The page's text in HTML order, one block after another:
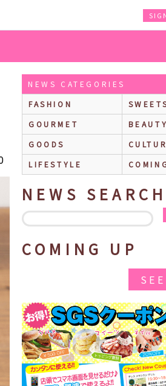
した、野菜や果物に包まれたmofusandの
NEWS CATEGORIES
FASHION
GOURMET
BEAUTY
GOODS
LIFESTYLE
NEWS SEARCH
COMING UP